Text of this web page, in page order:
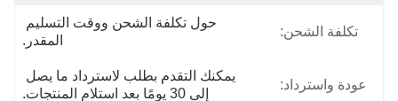
تكلفة الشحن:
حول تكلفة الشحن ووقت التسليم
المقدر.
عودة واسترداد:
إلى 30 يومًا بعد استلام المنتجات.